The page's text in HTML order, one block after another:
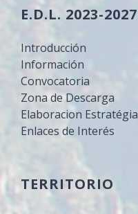
E.D.L. 2023-2027
Introducción
Información
Convocatoria
Zona de Descarga
Elaboracion Estratégia
Enlaces de Interés
TERRITORIO